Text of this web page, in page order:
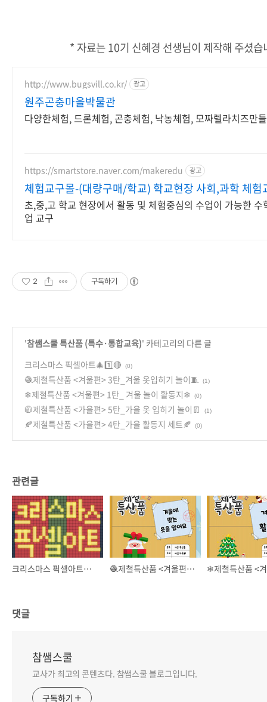
* 자료는 10기 신혜경 선생님이 제작해 주셨
http://www.bugsvill.co.kr/ 광고
원주곤충마을박물관
다양한체험, 드론체험, 곤충체험, 낙농체험, 모짜렐라치즈만
https://smartstore.naver.com/makeredu 광고
체험교구몰-(대량구매/학교) 학교현장 사회,과학 체험
초,중,고 학교 현장에서 활동 및 체험중심의 수업이 가능한 수
업 교구
2 구독하기
'참쌤스쿨 특산품 (특수·통합교육)' 카테고리의 다른 글
크리스마스 픽셀아트🎄1️⃣🔴
(0)
🧶제철특산품 <겨울편> 3탄_겨울 옷입히기 놀이🧵 (1)
❄제철특산품 <겨울편> 1탄_ 겨울 놀이 활동지❄ (0)
🧥제철특산품 <가을편> 5탄_가을 옷 입히기 놀이👖 (1)
🍂제철특산품 <가을편> 4탄_가을 활동지 세트🍂 (0)
관련글
크리스마스 픽셀아트🎄1️⃣🔴 🧶제철특산품 <겨울편> 3탄_겨울 옷입히기 놀이🧵
댓글
참쌤스쿨
교사가 최고의 콘텐츠다. 참쌤스쿨 블로그입니다.
구독하기